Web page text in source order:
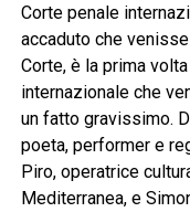
Corte penale
accaduto che
Corte, è la prima
internazionale che
un fatto gravissimo.
poeta, performer e
Piro, operatrice
Mediterranea, e